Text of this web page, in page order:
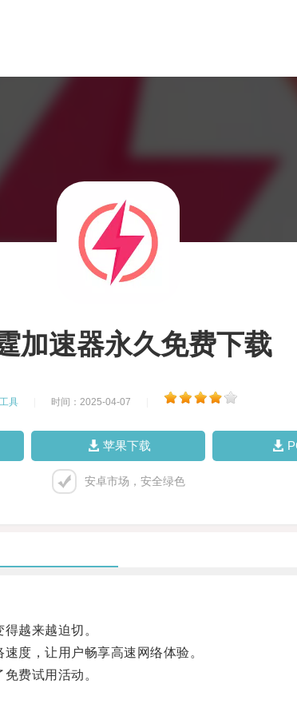
加速器永久免费下载
工具 时间：2025-04-07
苹果下载
安卓市场，安全绿色
越来越迫切。
度，让用户畅享高速网络体验。
费试用活动。